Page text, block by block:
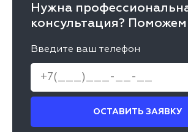
Нужна
консультация?
Введите ваш телефон
ОСТАВИТЬ ЗАЯВКУ